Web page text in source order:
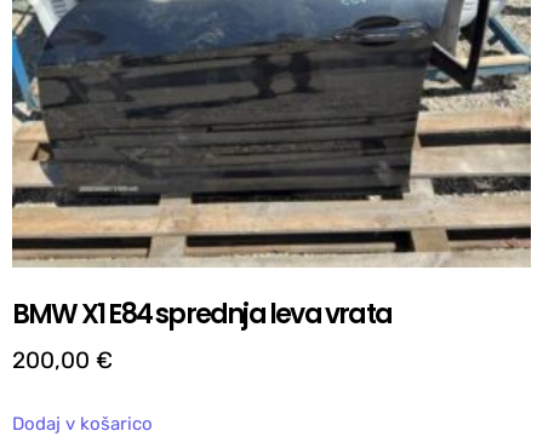
BMW X1 E84 sprednja leva vrata
200,00 €
Dodaj v košarico